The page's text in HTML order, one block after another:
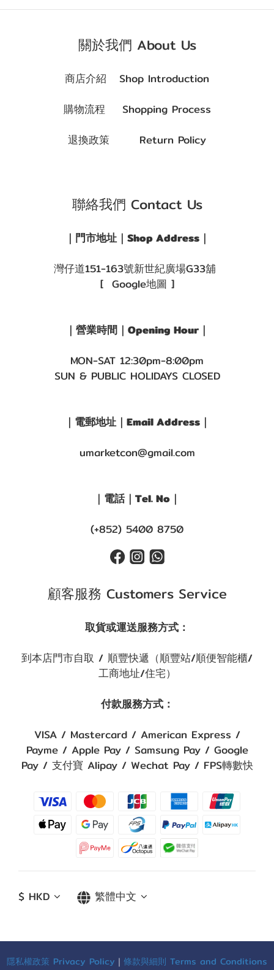
關於我們 About Us
商店介紹 Shop Introduction
購物流程 Shopping Process
退換政策 Return Policy
聯絡我們 Contact Us
｜門市地址｜Shop Address｜
灣仔道151-163號新世紀廣場G33舖
[ Google地圖 ]
｜營業時間｜Opening Hour｜
MON-SAT 12:30pm-8:00pm
SUN & PUBLIC HOLIDAYS CLOSED
｜電郵地址｜Email Address｜
umarketcon@gmail.com
｜電話｜Tel. No｜
(+852) 5400 8750
顧客服務 Customers Service
取貨或運送服務方式：
到本店門市自取 / 順豐快遞（順豐站/順便智能櫃/
工商地址/住宅）
付款服務方式：
VISA / Mastercard / American Express /
Payme / Apple Pay / Samsung Pay / Google
Pay / 支付寶 Alipay / Wechat Pay / FPS轉數快
$ HKD 繁體中文
隱私權政策 Privacy Policy ｜ 條款與細則 Terms and Conditions